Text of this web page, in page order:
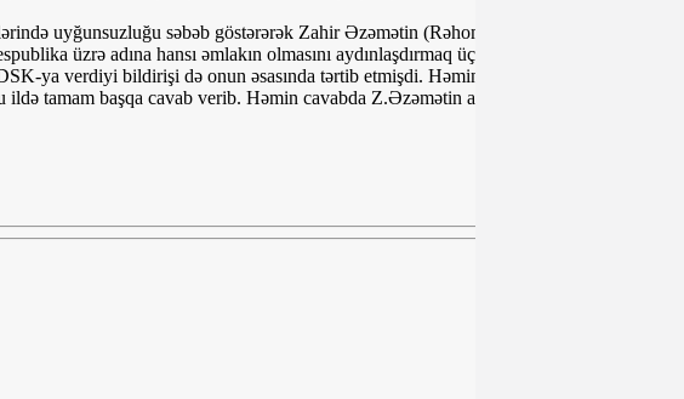
uyğunsuzluğu səbəb göstərərək Zahir Əzəmətin (Rəhomov Zahir) namizədliyini
üzrə adına hansı əmlakın olmasını aydınlaşdırmaq üçün 08 yanvar 2020-ci il
ya verdiyi bildirişi də onun əsasında tərtib etmişdi. Həmin rəsmi arayış da
tamam başqa cavab verib. Həmin cavabda Z.Əzəmətin ailə üzvü olaraq adının